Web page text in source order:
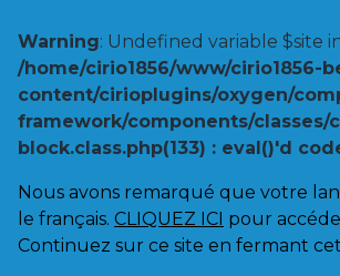
Warning: Undefined variable $site
/home/cirio1856/www/cirio1856-
content/cirioplugins/oxygen/
framework/components/classes/
block.class.php(133) : eval()'d
Nous avons remarqué que votre
le français. CLIQUEZ ICI pour
Continuez sur ce site en fermant